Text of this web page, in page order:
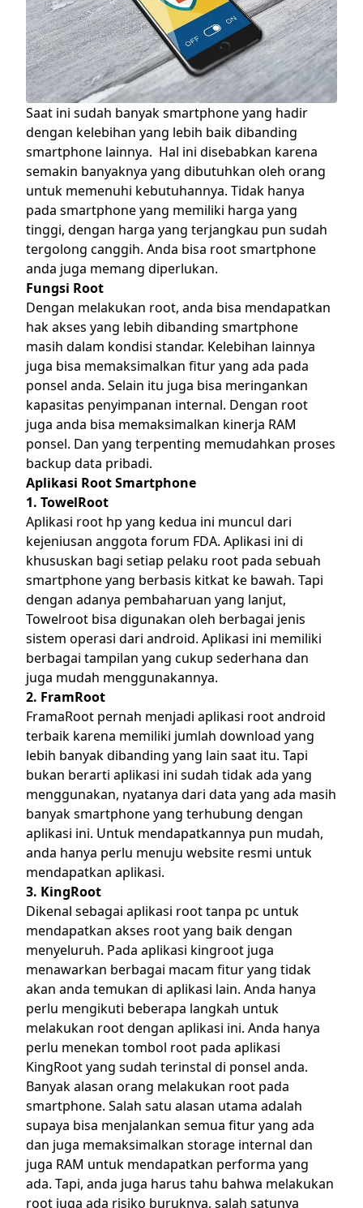
Saat ini sudah banyak smartphone yang hadir
dengan kelebihan yang lebih baik dibanding
smartphone lainnya. Hal ini disebabkan karena
semakin banyaknya yang dibutuhkan oleh orang
untuk memenuhi kebutuhannya. Tidak hanya
pada smartphone yang memiliki harga yang
tinggi, dengan harga yang terjangkau pun sudah
tergolong canggih. Anda bisa root smartphone
anda juga memang diperlukan.
Fungsi Root
Dengan melakukan root, anda bisa mendapatkan
hak akses yang lebih dibanding smartphone
masih dalam kondisi standar. Kelebihan lainnya
juga bisa memaksimalkan fitur yang ada pada
ponsel anda. Selain itu juga bisa meringankan
kapasitas penyimpanan internal. Dengan root
juga anda bisa memaksimalkan kinerja RAM
ponsel. Dan yang terpenting memudahkan proses
backup data pribadi.
Aplikasi Root Smartphone
1. TowelRoot
Aplikasi root hp yang kedua ini muncul dari
kejeniusan anggota forum FDA. Aplikasi ini di
khususkan bagi setiap pelaku root pada sebuah
smartphone yang berbasis kitkat ke bawah. Tapi
dengan adanya pembaharuan yang lanjut,
Towelroot bisa digunakan oleh berbagai jenis
sistem operasi dari android. Aplikasi ini memiliki
berbagai tampilan yang cukup sederhana dan
juga mudah menggunakannya.
2. FramRoot
FramaRoot pernah menjadi aplikasi root android
terbaik karena memiliki jumlah download yang
lebih banyak dibanding yang lain saat itu. Tapi
bukan berarti aplikasi ini sudah tidak ada yang
menggunakan, nyatanya dari data yang ada masih
banyak smartphone yang terhubung dengan
aplikasi ini. Untuk mendapatkannya pun mudah,
anda hanya perlu menuju website resmi untuk
mendapatkan aplikasi.
3. KingRoot
Dikenal sebagai aplikasi root tanpa pc untuk
mendapatkan akses root yang baik dengan
menyeluruh. Pada aplikasi kingroot juga
menawarkan berbagai macam fitur yang tidak
akan anda temukan di aplikasi lain. Anda hanya
perlu mengikuti beberapa langkah untuk
melakukan root dengan aplikasi ini. Anda hanya
perlu menekan tombol root pada aplikasi
KingRoot yang sudah terinstal di ponsel anda.
Banyak alasan orang melakukan root pada
smartphone. Salah satu alasan utama adalah
supaya bisa menjalankan semua fitur yang ada
dan juga memaksimalkan storage internal dan
juga RAM untuk mendapatkan performa yang
ada. Tapi, anda juga harus tahu bahwa melakukan
root juga ada risiko buruknya, salah satunya